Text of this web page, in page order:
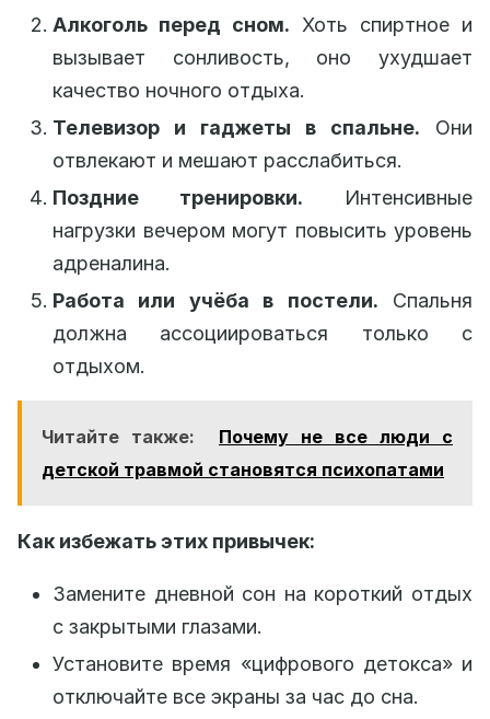
Алкоголь перед сном. Хоть спиртное и
вызывает сонливость, оно ухудшает
качество ночного отдыха.
Телевизор и гаджеты в спальне. Они
отвлекают и мешают расслабиться.
Поздние тренировки. Интенсивные
нагрузки вечером могут повысить уровень
адреналина.
Работа или учёба в постели. Спальня
должна ассоциироваться только с
отдыхом.
Читайте также:
Почему не все люди с
детской травмой становятся психопатами
Как избежать этих привычек:
Замените дневной сон на короткий отдых
с закрытыми глазами.
Установите время «цифрового детокса» и
отключайте все экраны за час до сна.